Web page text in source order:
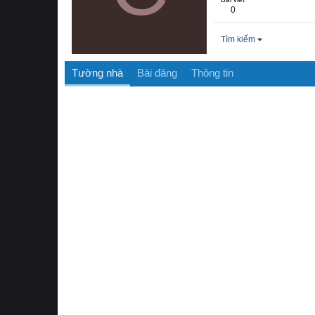
0
Tìm kiếm
Tường nhà Bài đăng Thông tin